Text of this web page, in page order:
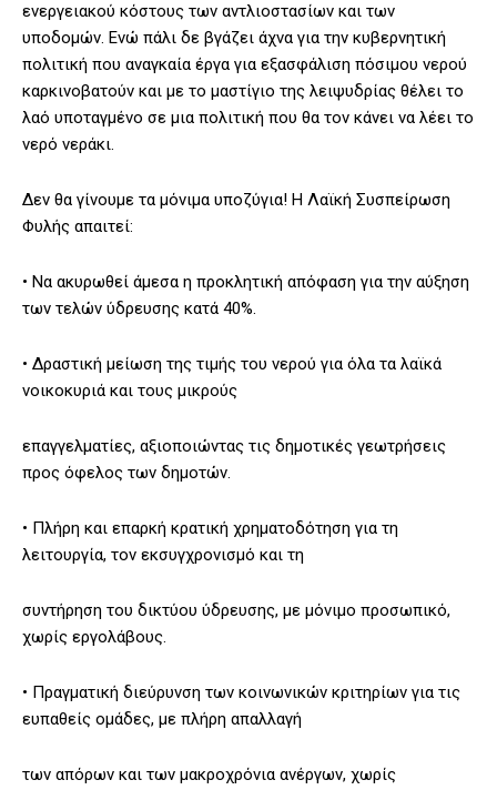
ενεργειακού κόστους των αντλιοστασίων και των
υποδομών. Ενώ πάλι δε βγάζει άχνα για την κυβερνητική
πολιτική που αναγκαία έργα για εξασφάλιση πόσιμου νερού
καρκινοβατούν και με το μαστίγιο της λειψυδρίας θέλει το
λαό υποταγμένο σε μια πολιτική που θα τον κάνει να λέει το
νερό νεράκι.
Δεν θα γίνουμε τα μόνιμα υποζύγια! Η Λαϊκή Συσπείρωση
Φυλής απαιτεί:
• Να ακυρωθεί άμεσα η προκλητική απόφαση για την αύξηση
των τελών ύδρευσης κατά 40%.
• Δραστική μείωση της τιμής του νερού για όλα τα λαϊκά
νοικοκυριά και τους μικρούς
επαγγελματίες, αξιοποιώντας τις δημοτικές γεωτρήσεις
προς όφελος των δημοτών.
• Πλήρη και επαρκή κρατική χρηματοδότηση για τη
λειτουργία, τον εκσυγχρονισμό και τη
συντήρηση του δικτύου ύδρευσης, με μόνιμο προσωπικό,
χωρίς εργολάβους.
• Πραγματική διεύρυνση των κοινωνικών κριτηρίων για τις
ευπαθείς ομάδες, με πλήρη απαλλαγή
των απόρων και των μακροχρόνια ανέργων, χωρίς